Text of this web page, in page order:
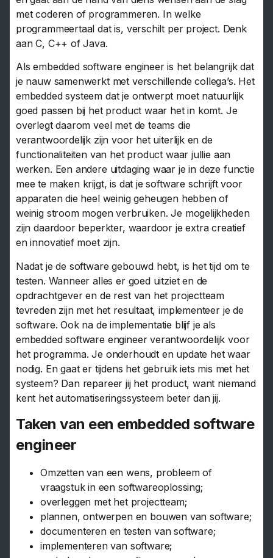
met coderen of programmeren. In welke
programmeertaal dat is, verschilt per project. Denk
aan C, C++ of Java.
Als embedded software engineer is het belangrijk dat
je nauw samenwerkt met verschillende collega’s. Het
embedded systeem dat je ontwerpt moet natuurlijk
goed passen bij het product waar het in komt. Je
overlegt daarom veel met de teams die
verantwoordelijk zijn voor het uiterlijk en de
functionaliteiten van het product waar jullie aan
werken. Een andere uitdaging waar je in deze functie
mee te maken krijgt, is dat je software schrijft voor
apparaten die heel weinig geheugen hebben of
weinig stroom mogen verbruiken. Je mogelijkheden
zijn daardoor beperkter, waardoor je extra creatief
en innovatief moet zijn.
Nadat je de software gebouwd hebt, is het tijd om te
testen. Wanneer alles er goed uitziet en de
opdrachtgever en de rest van het projectteam
tevreden zijn met het resultaat, implementeer je de
software. Ook na de implementatie blijf je als
embedded software engineer verantwoordelijk voor
het programma. Je onderhoudt en update het waar
nodig. En gaat er tijdens het gebruik iets mis met het
systeem? Dan repareer jij het product, want niemand
kent het automatiseringssysteem beter dan jij.
Taken van een embedded software
engineer
Omzetten van een wens, probleem of
vraagstuk in een softwareoplossing;
overleggen met het projectteam;
plannen, ontwerpen en bouwen van software;
documenteren en testen van software;
implementeren van software;